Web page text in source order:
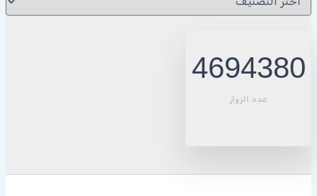
للمادة
4694380
عدد الزوار